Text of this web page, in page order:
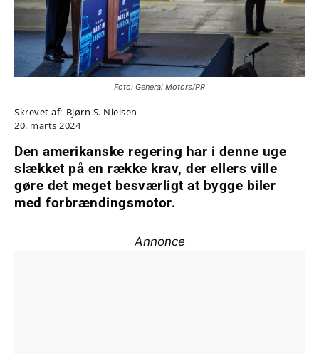
Foto: General Motors/PR
Skrevet af: Bjørn S. Nielsen
20. marts 2024
Den amerikanske regering har i denne uge
slækket på en række krav, der ellers ville
gøre det meget besværligt at bygge biler
med forbrændingsmotor.
Annonce